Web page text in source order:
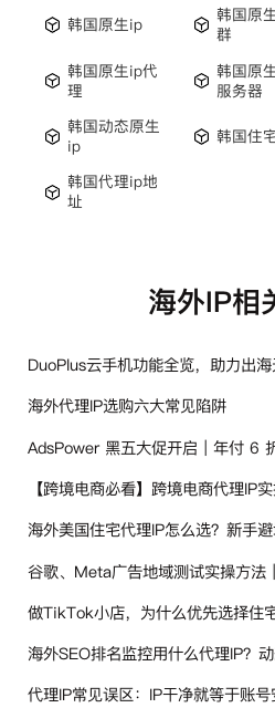
韩国原生ip
韩国原
群
韩国原生ip代
理
韩国原
服务器
韩国动态原生
ip
韩国住
韩国代理ip地
址
海外IP相
海外代理IP选购六大常见陷阱
【跨境电商必看】跨境电商代理IP
做TikTok小店，为什么优先选择住
代理IP常见误区：IP干净就等于账号